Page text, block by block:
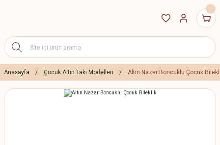
Anasayfa Çocuk Altın Takı Modelleri Altın Nazar Boncuklu Çocuk